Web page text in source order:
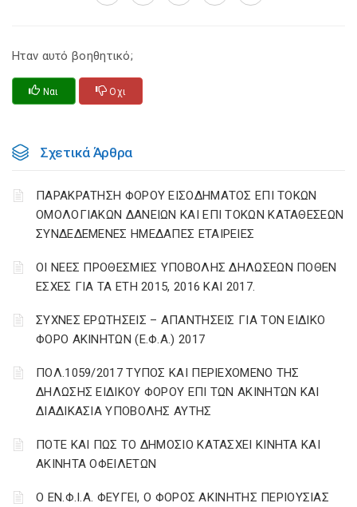
Ηταν αυτό βοηθητικό;
Ναι Οχι
Σχετικά Άρθρα
ΠΑΡΑΚΡΑΤΗΣΗ ΦΟΡΟΥ ΕΙΣΟΔΗΜΑΤΟΣ ΕΠΙ ΤΟΚΩΝ
ΟΜΟΛΟΓΙΑΚΩΝ ΔΑΝΕΙΩΝ ΚΑΙ ΕΠΙ ΤΟΚΩΝ ΚΑΤΑΘΕΣΕΩΝ
ΣΥΝΔΕΔΕΜΕΝΕΣ ΗΜΕΔΑΠΕΣ ΕΤΑΙΡΕΙΕΣ
ΟΙ ΝΕΕΣ ΠΡΟΘΕΣΜΙΕΣ ΥΠΟΒΟΛΗΣ ΔΗΛΩΣΕΩΝ ΠΟΘΕΝ
ΕΣΧΕΣ ΓΙΑ ΤΑ ΕΤΗ 2015, 2016 ΚΑΙ 2017.
ΣΥΧΝΕΣ ΕΡΩΤΗΣΕΙΣ – ΑΠΑΝΤΗΣΕΙΣ ΓΙΑ ΤΟΝ ΕΙΔΙΚΟ
ΦΟΡΟ ΑΚΙΝΗΤΩΝ (Ε.Φ.Α.) 2017
ΠΟΛ.1059/2017 ΤΥΠΟΣ ΚΑΙ ΠΕΡΙΕΧΟΜΕΝΟ ΤΗΣ
ΔΗΛΩΣΗΣ ΕΙΔΙΚΟΥ ΦΟΡΟΥ ΕΠΙ ΤΩΝ ΑΚΙΝΗΤΩΝ ΚΑΙ
ΔΙΑΔΙΚΑΣΙΑ ΥΠΟΒΟΛΗΣ ΑΥΤΗΣ
ΠΟΤΕ ΚΑΙ ΠΩΣ ΤΟ ΔΗΜΟΣΙΟ ΚΑΤΑΣΧΕΙ ΚΙΝΗΤΑ ΚΑΙ
ΑΚΙΝΗΤΑ ΟΦΕΙΛΕΤΩΝ
Ο ΕΝ.Φ.Ι.Α. ΦΕΥΓΕΙ, Ο ΦΟΡΟΣ ΑΚΙΝΗΤΗΣ ΠΕΡΙΟΥΣΙΑΣ